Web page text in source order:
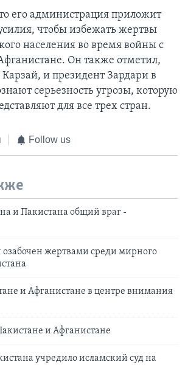
его администрация приложит
чтобы избежать жертвы
населения во время войны с
Он также отметил,
и президент Зардари в
серьезность угрозы, которую
для все трех стран.
Follow us
и Пакистана общий враг -
жертвами среди мирного
и Афганистане в центре внимания
и Афганистане
учредило исламский суд на